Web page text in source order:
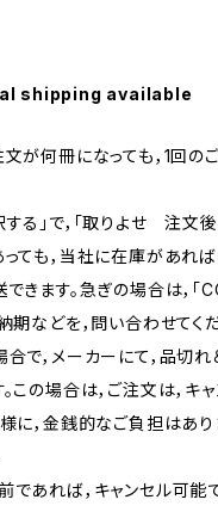
shipping available
が何冊になっても，1回の
る」で，「取りよせ 注
ても，当社に在庫があれば
きます。急ぎの場合は，「
期などを，問い合わせてくだ
で，メーカーにて，品切れ
この場合は，ご注文は，キ
に，金銭的なご負担はあり
あれば，キャンセル可能で